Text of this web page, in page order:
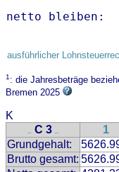
netto
ausführlicher
1: die Jahresbeträge
Bremen 2025
K
.. C 3 .. 1
Grundgehalt:
Brutto gesamt: